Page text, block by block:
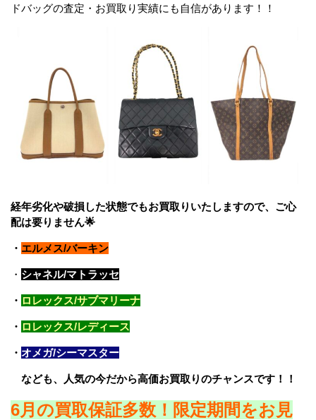
ドバッグの査定・お買取り実績にも自信があります！！
経年劣化や破損した状態でもお買取りいたしますので、ご心
配は要りません🌟
・ エルメス/バーキン
・ シャネル/マトラッセ
・ ロレックス/サブマリーナ
・ ロレックス/レディース
・ オメガ/シーマスター
なども、人気の今だから高価お買取りのチャンスです！！
6月の買取保証多数！限定期間をお見